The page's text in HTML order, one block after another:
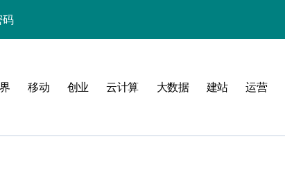
码
移动 创业 云计算 大数据 建站 运营